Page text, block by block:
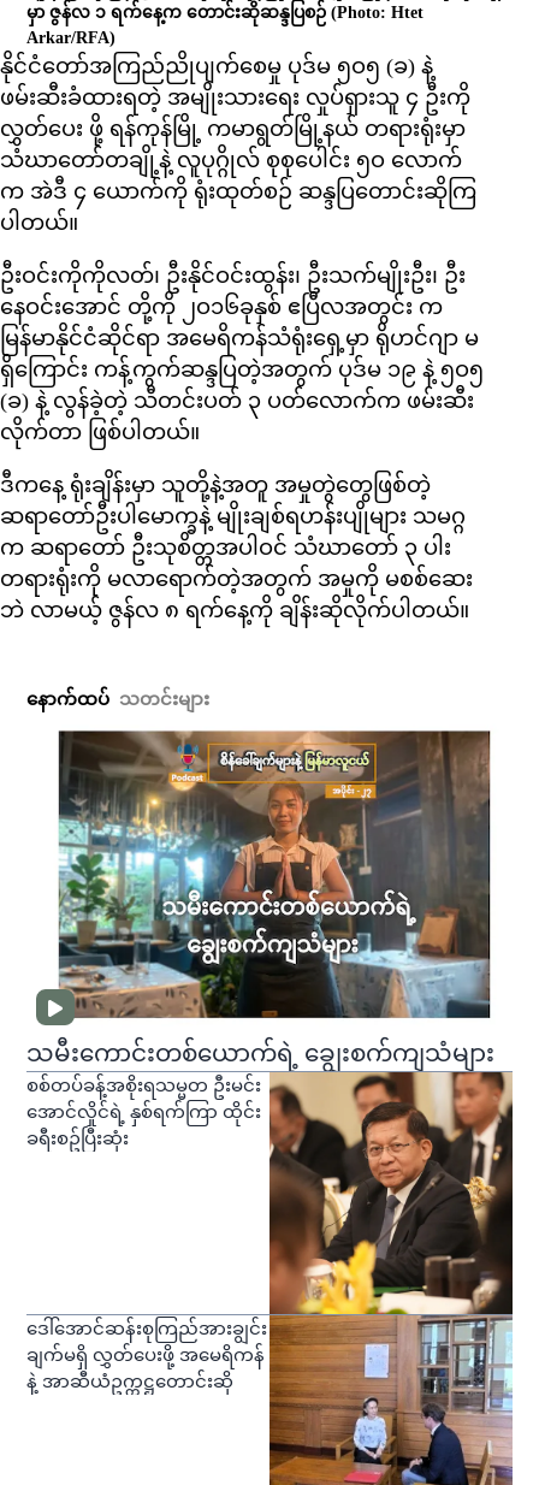
မှာ ဇွန်လ ၁ ရက်နေ့က တောင်းဆိုဆန္ဒပြစဉ်(Photo: Htet
Arkar/RFA)
နိုင်ငံတော်အကြည်ညိုပျက်စေမှု ပုဒ်မ ၅ဝ၅ (ခ) နဲ့
ဖမ်းဆီးခံထားရတဲ့ အမျိုးသားရေး လှုပ်ရှားသူ ၄ ဦးကို
လွှတ်ပေး ဖို့ ရန်ကုန်မြို့ ကမာရွတ်မြို့နယ် တရားရုံးမှာ
သံဃာတော်တချို့နဲ့ လူပုဂ္ဂိုလ် စုစုပေါင်း ၅ဝ လောက်
က အဲဒီ ၄ ယောက်ကို ရုံးထုတ်စဉ် ဆန္ဒပြတောင်းဆိုကြ
ပါတယ်။
ဦးဝင်းကိုကိုလတ်၊ ဦးနိုင်ဝင်းထွန်း၊ ဦးသက်မျိုးဦး၊ ဦး
နေဝင်းအောင် တို့ကို ၂ဝ၁၆ခုနှစ် ဧပြီလအတွင်း က
မြန်မာနိုင်ငံဆိုင်ရာ အမေရိကန်သံရုံးရှေ့မှာ ရိုဟင်ဂျာ မ
ရှိကြောင်း ကန့်ကွက်ဆန္ဒပြတဲ့အတွက် ပုဒ်မ ၁၉ နဲ့ ၅ဝ၅
(ခ) နဲ့ လွန်ခဲ့တဲ့ သီတင်းပတ် ၃ ပတ်လောက်က ဖမ်းဆီး
လိုက်တာ ဖြစ်ပါတယ်။
ဒီကနေ့ ရုံးချိန်းမှာ သူတို့နဲ့အတူ အမှုတွဲတွေဖြစ်တဲ့
ဆရာတော်ဦးပါမောက္ခနဲ့ မျိုးချစ်ရဟန်းပျိုများ သမဂ္ဂ
က ဆရာတော် ဦးသုစိတ္တအပါဝင် သံဃာတော် ၃ ပါး
တရားရုံးကို မလာရောက်တဲ့အတွက် အမှုကို မစစ်ဆေး
ဘဲ လာမယ့် ဇွန်လ ၈ ရက်နေ့ကို ချိန်းဆိုလိုက်ပါတယ်။
နောက်ထပ် သတင်းများ
သမီးကောင်းတစ်ယောက်ရဲ့ ချွေးစက်ကျသံများ
စစ်တပ်ခန့်အစိုးရသမ္မတ ဦးမင်း
အောင်လှိုင်ရဲ့ နှစ်ရက်ကြာ ထိုင်း
ခရီးစဥ်ပြီးဆုံး
ဒေါ်အောင်ဆန်းစုကြည်အားချွင်း
ချက်မရှိ လွှတ်ပေးဖို့ အမေရိကန်
နဲ့ အာဆီယံဥက္ကဋ္ဌတောင်းဆို